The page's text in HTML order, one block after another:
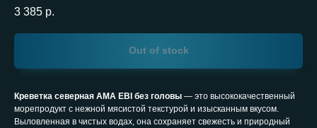
3 385 р.
Out of stock
Креветка северная AMA EBI без головы — это высококачественный
морепродукт с нежной мясистой текстурой и изысканным вкусом.
Выловленная в чистых водах, она сохраняет свежесть и природный